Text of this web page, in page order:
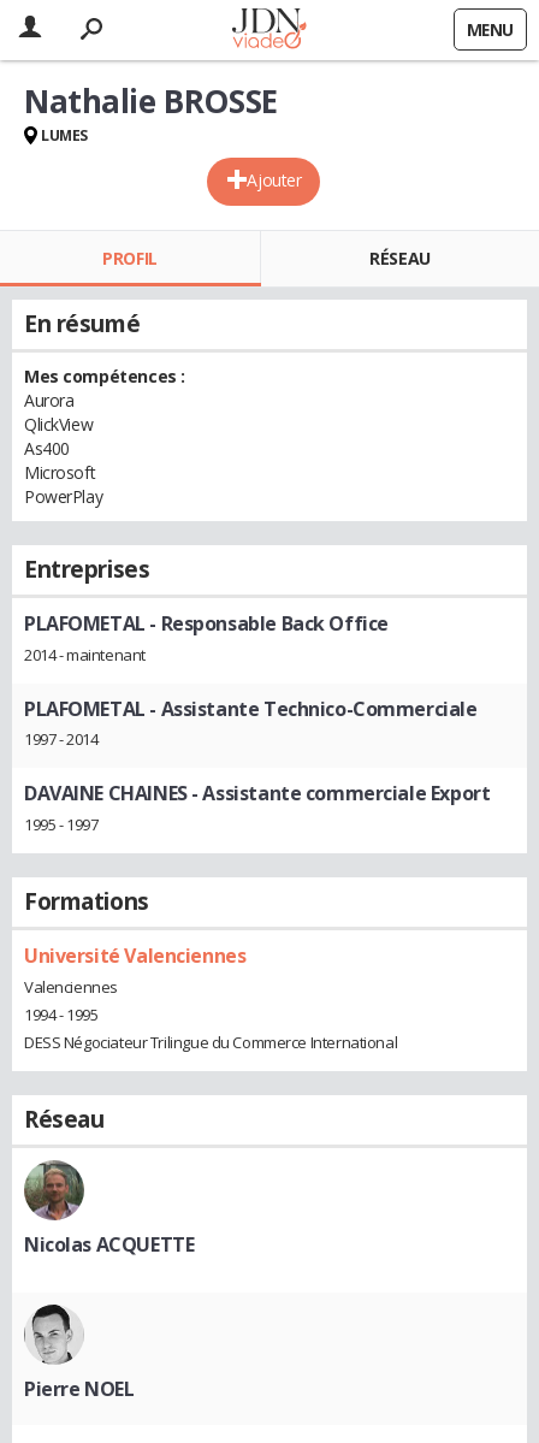
MENU
Ajouter
Nathalie BROSSE
LUMES
PROFIL RÉSEAU
En résumé
Mes compétences :
Aurora
QlickView
As400
Microsoft
PowerPlay
Entreprises
PLAFOMETAL - Responsable Back Office
2014 - maintenant
PLAFOMETAL - Assistante Technico-Commerciale
1997 - 2014
DAVAINE CHAINES- Assistante commerciale Export
1995 - 1997
Formations
Université Valenciennes
Valenciennes
1994 - 1995
DESS Négociateur Trilingue du Commerce International
Réseau
Nicolas ACQUETTE
Pierre NOEL